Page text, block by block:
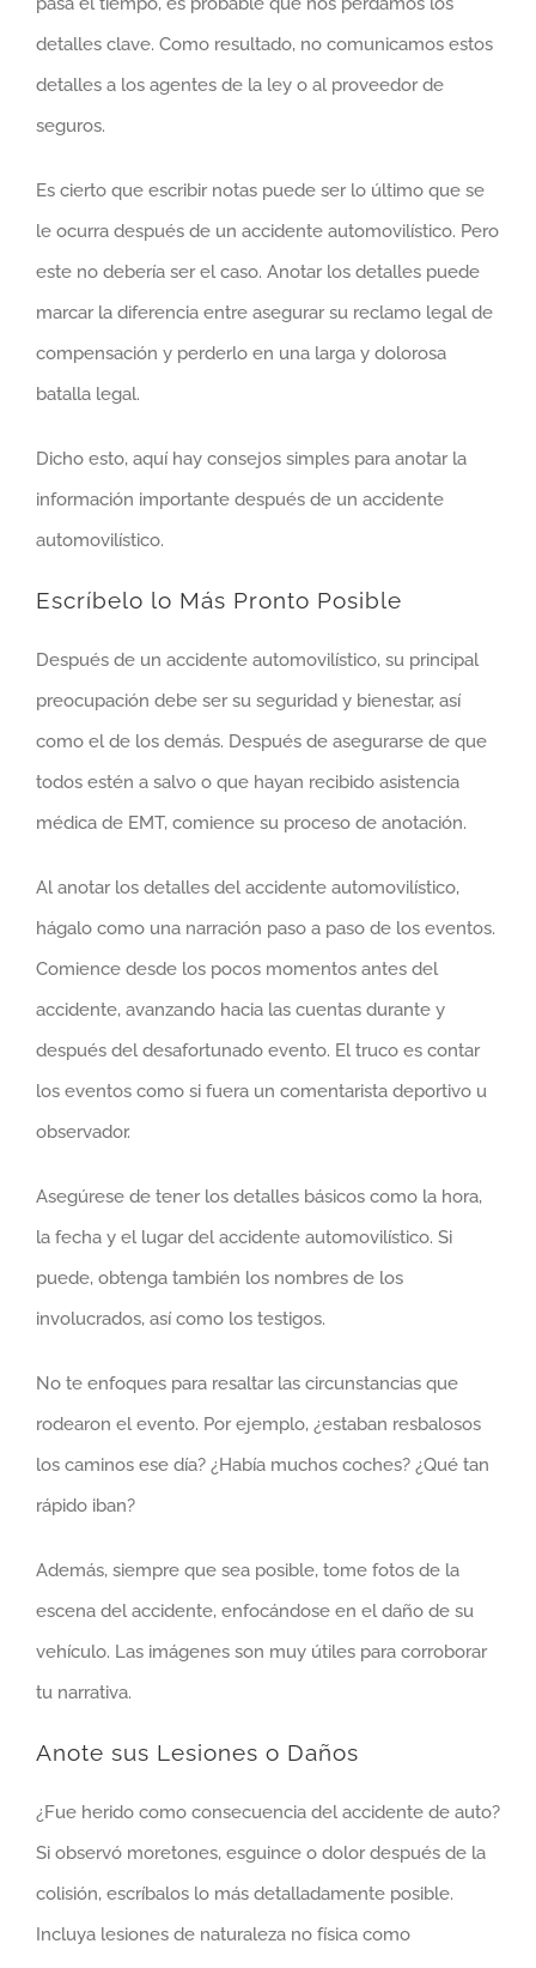
detalles clave. Como resultado, no comunicamos estos
detalles a los agentes de la ley o al proveedor de
seguros.
Es cierto que escribir notas puede ser lo último que se
le ocurra después de un accidente automovilístico. Pero
este no debería ser el caso. Anotar los detalles puede
marcar la diferencia entre asegurar su reclamo legal de
compensación y perderlo en una larga y dolorosa
batalla legal.
Dicho esto, aquí hay consejos simples para anotar la
información importante después de un accidente
automovilístico.
Escríbelo lo Más Pronto Posible
Después de un accidente automovilístico, su principal
preocupación debe ser su seguridad y bienestar, así
como el de los demás. Después de asegurarse de que
todos estén a salvo o que hayan recibido asistencia
médica de EMT, comience su proceso de anotación.
Al anotar los detalles del accidente automovilístico,
hágalo como una narración paso a paso de los eventos.
Comience desde los pocos momentos antes del
accidente, avanzando hacia las cuentas durante y
después del desafortunado evento. El truco es contar
los eventos como si fuera un comentarista deportivo u
observador.
Asegúrese de tener los detalles básicos como la hora,
la fecha y el lugar del accidente automovilístico. Si
puede, obtenga también los nombres de los
involucrados, así como los testigos.
No te enfoques para resaltar las circunstancias que
rodearon el evento. Por ejemplo, ¿estaban resbalosos
los caminos ese día? ¿Había muchos coches? ¿Qué tan
rápido iban?
Además, siempre que sea posible, tome fotos de la
escena del accidente, enfocándose en el daño de su
vehículo. Las imágenes son muy útiles para corroborar
tu narrativa.
Anote sus Lesiones o Daños
¿Fue herido como consecuencia del accidente de auto?
Si observó moretones, esguince o dolor después de la
colisión, escríbalos lo más detalladamente posible.
Incluya lesiones de naturaleza no física como